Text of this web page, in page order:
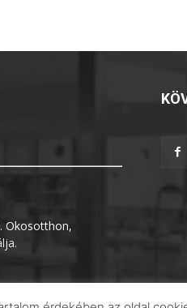
Okosotthon,